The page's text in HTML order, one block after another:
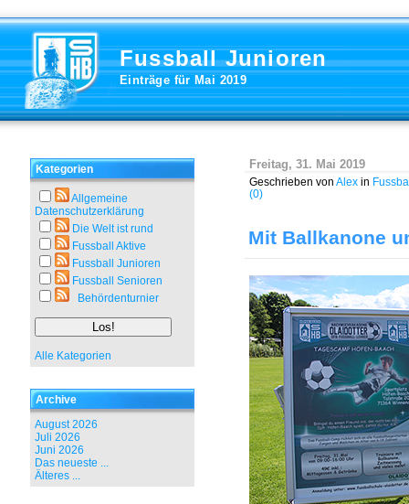
Fussball Junioren
Einträge für Mai 2019
Kategorien
Allgemeine
Datenschutzerklärung
Die Welt ist rund
Fussball Aktive
Fussball Junioren
Fussball Senioren
Behördenturnier
Alle Kategorien
Archive
August 2026
Juli 2026
Juni 2026
Das neueste ...
Älteres ...
Freitag, 31. Mai 2019
Geschrieben von Alex in
(0)
Mit Ballkanone